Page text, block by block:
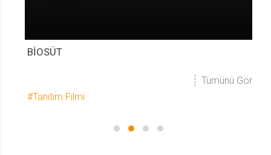
BİOSÜT
Tümünü Gör
#Tanıtım Filmi